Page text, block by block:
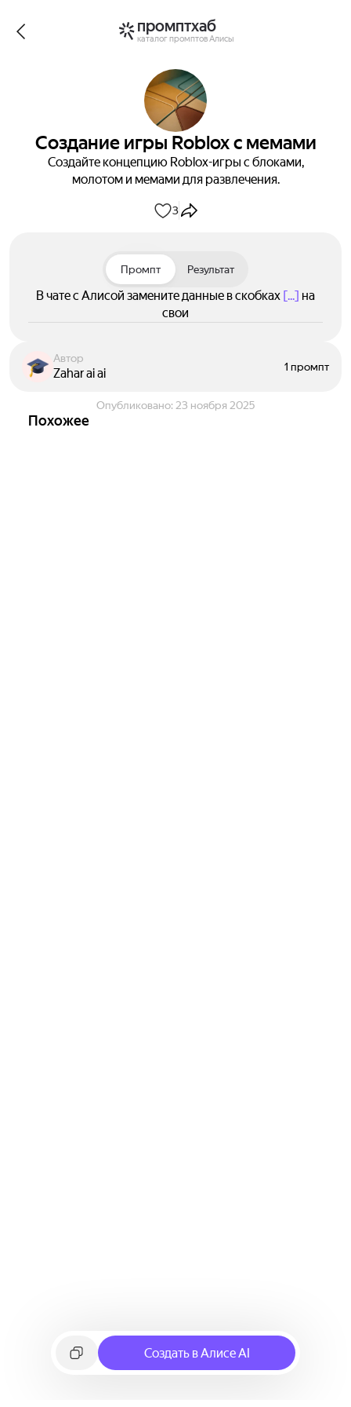
промптхаб
каталог промптов Алисы
Создание игры Roblox с мемами
Создайте концепцию Roblox-игры с блоками,
молотом и мемами для развлечения.
3
Промпт Результат
В чате с Алисой замените данные в скобках [...] на
свои
Автор
Zahar ai ai 1 промпт
Опубликовано: 23 ноября 2025
Похожее
Создать в Алисе AI